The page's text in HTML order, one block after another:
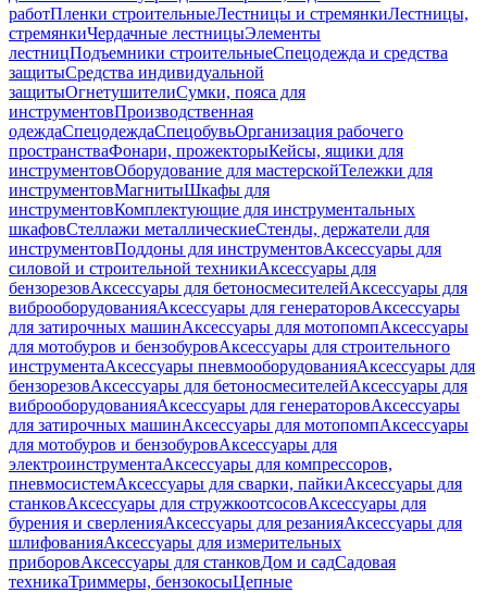
работПленки строительныеЛестницы и стремянкиЛестницы,
стремянкиЧердачные лестницыЭлементы
лестницПодъемники строительныеСпецодежда и средства
защитыСредства индивидуальной
защитыОгнетушителиСумки, пояса для
инструментовПроизводственная
одеждаСпецодеждаСпецобувьОрганизация рабочего
пространстваФонари, прожекторыКейсы, ящики для
инструментовОборудование для мастерскойТележки для
инструментовМагнитыШкафы для
инструментовКомплектующие для инструментальных
шкафовСтеллажи металлическиеСтенды, держатели для
инструментовПоддоны для инструментовАксессуары для
силовой и строительной техникиАксессуары для
бензорезовАксессуары для бетоносмесителейАксессуары для
виброоборудованияАксессуары для генераторовАксессуары
для затирочных машинАксессуары для мотопомпАксессуары
для мотобуров и бензобуровАксессуары для строительного
инструментаАксессуары пневмооборудованияАксессуары для
бензорезовАксессуары для бетоносмесителейАксессуары для
виброоборудованияАксессуары для генераторовАксессуары
для затирочных машинАксессуары для мотопомпАксессуары
для мотобуров и бензобуровАксессуары для
электроинструментаАксессуары для компрессоров,
пневмосистемАксессуары для сварки, пайкиАксессуары для
станковАксессуары для стружкоотсосовАксессуары для
бурения и сверленияАксессуары для резанияАксессуары для
шлифованияАксессуары для измерительных
приборовАксессуары для станковДом и садСадовая
техникаТриммеры, бензокосыЦепные